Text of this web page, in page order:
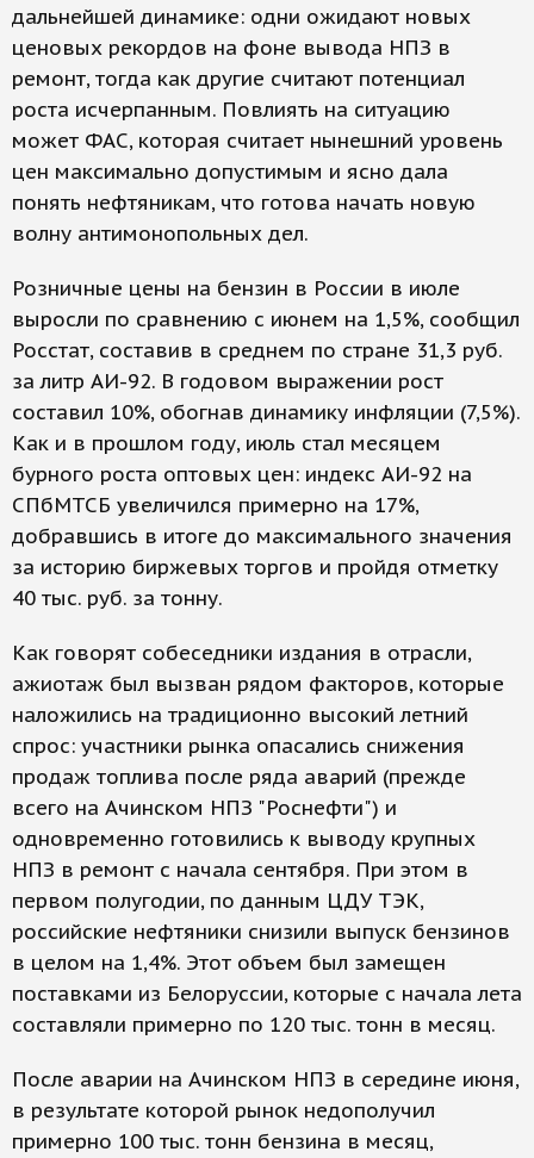
дальнейшей динамике: одни ожидают новых
ценовых рекордов на фоне вывода НПЗ в
ремонт, тогда как другие считают потенциал
роста исчерпанным. Повлиять на ситуацию
может ФАС, которая считает нынешний уровень
цен максимально допустимым и ясно дала
понять нефтяникам, что готова начать новую
волну антимонопольных дел.
Розничные цены на бензин в России в июле
выросли по сравнению с июнем на 1,5%, сообщил
Росстат, составив в среднем по стране 31,3 руб.
за литр АИ-92. В годовом выражении рост
составил 10%, обогнав динамику инфляции (7,5%).
Как и в прошлом году, июль стал месяцем
бурного роста оптовых цен: индекс АИ-92 на
СПбМТСБ увеличился примерно на 17%,
добравшись в итоге до максимального значения
за историю биржевых торгов и пройдя отметку
40 тыс. руб. за тонну.
Как говорят собеседники издания в отрасли,
ажиотаж был вызван рядом факторов, которые
наложились на традиционно высокий летний
спрос: участники рынка опасались снижения
продаж топлива после ряда аварий (прежде
всего на Ачинском НПЗ "Роснефти") и
одновременно готовились к выводу крупных
НПЗ в ремонт с начала сентября. При этом в
первом полугодии, по данным ЦДУ ТЭК,
российские нефтяники снизили выпуск бензинов
в целом на 1,4%. Этот объем был замещен
поставками из Белоруссии, которые с начала лета
составляли примерно по 120 тыс. тонн в месяц.
После аварии на Ачинском НПЗ в середине июня,
в результате которой рынок недополучил
примерно 100 тыс. тонн бензина в месяц,